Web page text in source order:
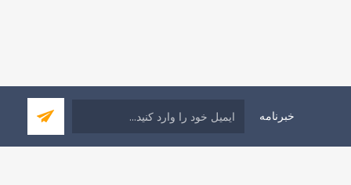
خبرنامه